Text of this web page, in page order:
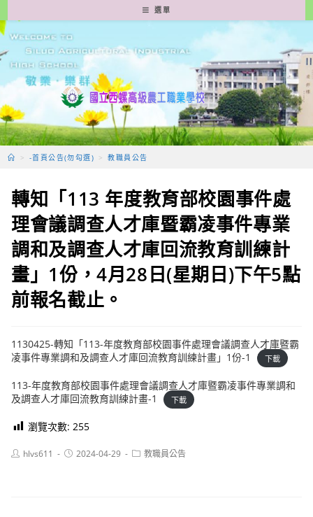
轉
至
要
容
選單
> -首頁公告(勿勾選) > 教職員公告
轉知「113 年度教育部校園事件處
理會議調查人才庫暨霸凌事件專業
調和及調查人才庫回流教育訓練計
畫」1份，4月28日(星期日)下午5點
前報名截止。
1130425-轉知「113-年度教育部校園事件處理會議調查人才庫暨霸
凌事件專業調和及調查人才庫回流教育訓練計畫」1份-1
下載
113-年度教育部校園事件處理會議調查人才庫暨霸凌事件專業調和
及調查人才庫回流教育訓練計畫-1
下載
瀏覽次數: 255
Posthlvs611
Post2024-04-29
Post教職員公告